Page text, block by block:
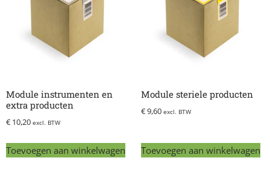
Module instrumenten en
extra producten
€ 10,20 excl. BTW
Toevoegen aan winkelwagen
Module steriele producten
€9,60 excl. BTW
Toevoegen aan winkelwagen